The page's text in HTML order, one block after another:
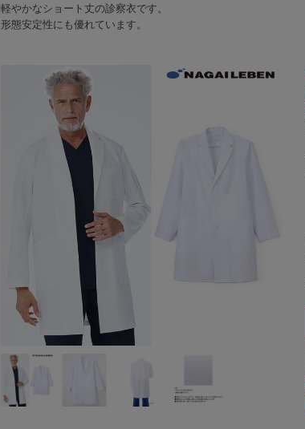
軽やかなショート丈の診察衣です。
形態安定性にも優れています。